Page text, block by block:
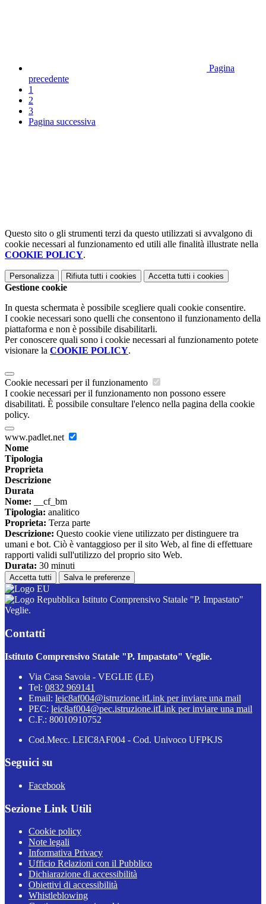
Pagina
precedente
1
2
3
Pagina successiva
Questo sito o gli strumenti terzi da questo utilizzati si avvalgono di
cookie necessari al funzionamento ed utili alle finalità illustrate nella
COOKIE POLICY.
Personalizza Rifiuta tutti i cookies Accetta tutti i cookies
Gestione cookie
In questa schermata è possibile scegliere quali cookie consentire.
I cookie necessari sono quelli che consentono il funzionamento della
piattaforma e non è possibile disabilitarli.
Per conoscere quali sono i cookie necessari al funzionamento potete
visionare la COOKIE POLICY.
Cookie necessari per il funzionamento
I cookie necessari per il funzionamento non possono essere
disabilitati. È possibile consultare l'elenco nella pagina della cookie
policy.
www.padlet.net
Nome
Tipologia
Proprieta
Descrizione
Durata
Nome: __cf_bm
Tipologia: analitico
Proprieta: Terza parte
Descrizione: Questo cookie viene utilizzato per distinguere tra
umani e bot. Ciò è vantaggioso per il sito Web, al fine di effettuare
rapporti validi sull'utilizzo del proprio sito Web.
Durata: 30 minuti
Accetta tutti Salva le preferenze
Istituto Comprensivo Statale "P. Impastato"
Veglie.
Contatti
Istituto Comprensivo Statale "P. Impastato" Veglie.
Via Casa Savoia - VEGLIE (LE)
Tel: 0832 969141
Email: leic8af004@istruzione.itLink per inviare una mail
PEC: leic8af004@pec.istruzione.itLink per inviare una mail
C.F.: 80010910752
Cod.Mecc. LEIC8AF004 - Cod. Univoco UFPKJS
Seguici su
Facebook
Sezione Link Utili
Cookie policy
Note legali
Informativa Privacy
Ufficio Relazioni con il Pubblico
Dichiarazione di accessibilità
Obiettivi di accessibilità
Whistleblowing